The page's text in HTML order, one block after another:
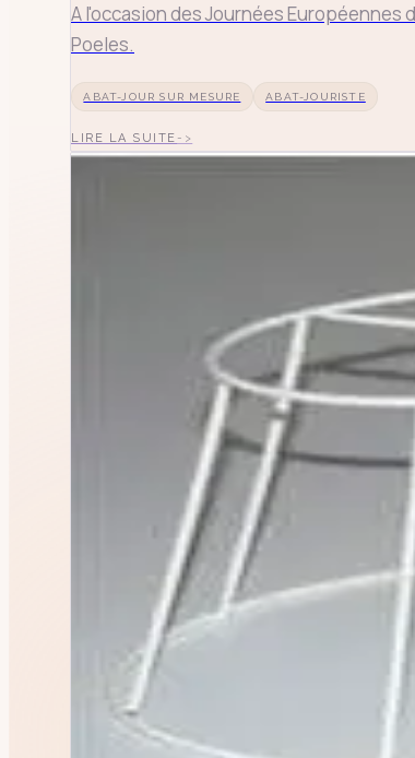
A l'occasion des Journées Européennes
Poeles.
ABAT-JOUR SUR MESURE ABAT-JOURISTE
LIRE LA SUITE